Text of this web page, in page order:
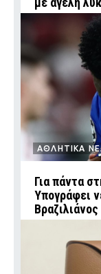
ΑΘΛΗΤΙΚΑ
Για πάντα
Υπογράφει
Βραζιλιάνος